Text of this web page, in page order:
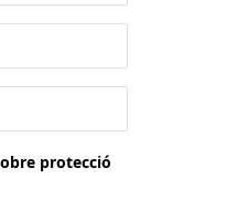
protecció